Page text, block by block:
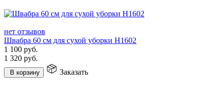
нет отзывов
Швабра 60 см для сухой уборки H1602
1 100 руб.
1 320 руб.
В корзину Заказать